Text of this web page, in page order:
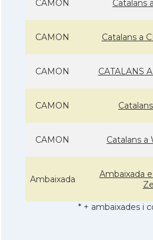
CAMON Catalans
CAMON Catalans a
CAMON CATALANS
CAMON
CAMON Catalans a
Ambaixada
Ambaixada
* + ambaixades i